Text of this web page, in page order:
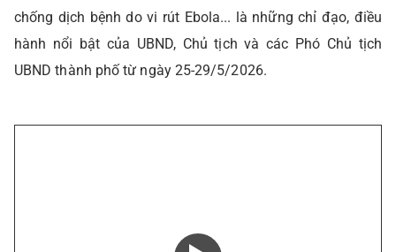
chống dịch bệnh do vi rút Ebola... là những chỉ đạo, điều
hành nổi bật của UBND, Chủ tịch và các Phó Chủ tịch
UBND thành phố từ ngày 25-29/5/2026.